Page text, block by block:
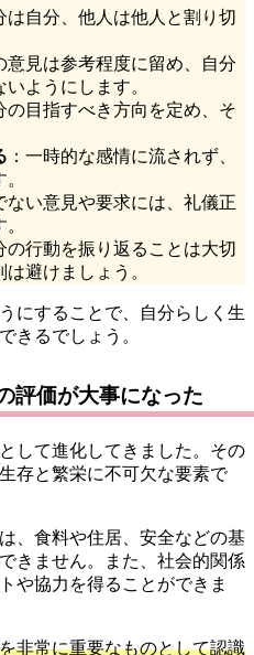
は自分、他人は他人と割り切
意見は参考程度に留め、自分
ようにします。
の目指すべき方向を定め、そ
：一時的な感情に流されず、
ない意見や要求には、礼儀正
の行動を振り返ることは大切
避けましょう。
にすることで、自分らしく生
きるでしょう。
評価が大事になった
して進化してきました。その
存と繁栄に不可欠な要素で
、食料や住居、安全などの基
きません。また、社会的関係
や協力を得ることができま
非常に重要なものとして認識